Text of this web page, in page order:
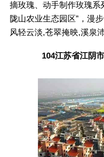
摘玫瑰、动手制作玫瑰系
陇山农业生态园区”，漫
风轻云淡,苍翠掩映,溪泉
104江苏省江阴